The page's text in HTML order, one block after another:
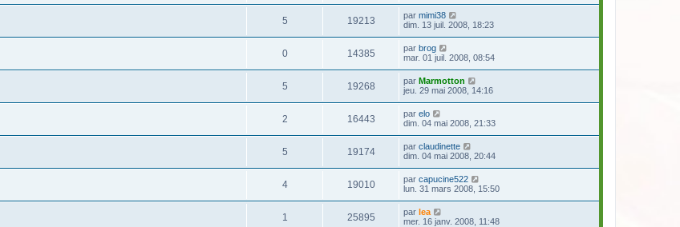
5 19213 par mimi38
dim. 13 juil. 2008, 18:23
0 14385 par brog
mar. 01 juil. 2008, 08:54
5 19268 par Marmotton
jeu. 29 mai 2008, 14:16
2 16443 par elo
dim. 04 mai 2008, 21:33
5 19174 par claudinette
dim. 04 mai 2008, 20:44
4 19010 par capucine522
lun. 31 mars 2008, 15:50
1 25895 par lea
mer. 16 janv. 2008, 11:48